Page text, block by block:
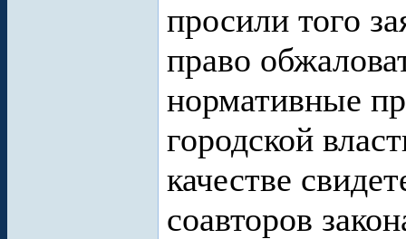
просили того
право
нормативные
городской
качестве
соавторов